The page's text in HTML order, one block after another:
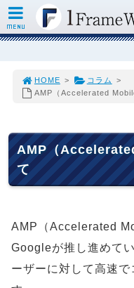
HOME > コラム
>
AMP（Accelerated
AMP（
て
AMP（Accelerated
Googleが推し進めて
ーザーに対して高速
MENU